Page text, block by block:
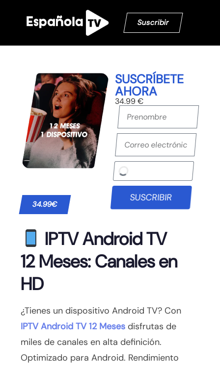
Suscribir
34.99€
SUSCRÍBETE
AHORA
34.99 €
SUSCRIBIR
IPTV Android TV
12 Meses: Canales en
HD
¿Tienes un dispositivo Android TV? Con
IPTV Android TV 12 Meses disfrutas de
miles de canales en alta definición.
Optimizado para Android. Rendimiento